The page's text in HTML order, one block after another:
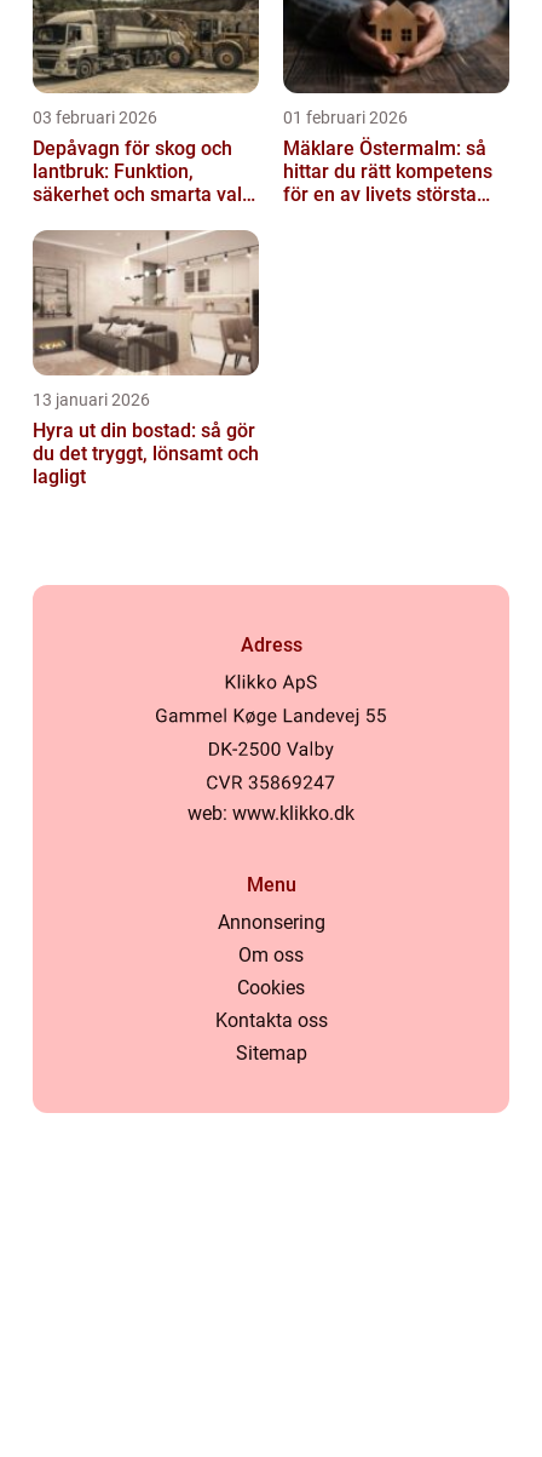
03 februari 2026
Depåvagn för skog och
lantbruk: Funktion,
säkerhet och smarta val
01 februari 2026
Mäklare Östermalm: så
hittar du rätt kompetens
för en av livets största
13 januari 2026
Hyra ut din bostad: så gör
du det tryggt, lönsamt och
lagligt
Adress
web: www.klikko.dk
Menu
Annonsering
Om oss
Cookies
Kontakta oss
Sitemap